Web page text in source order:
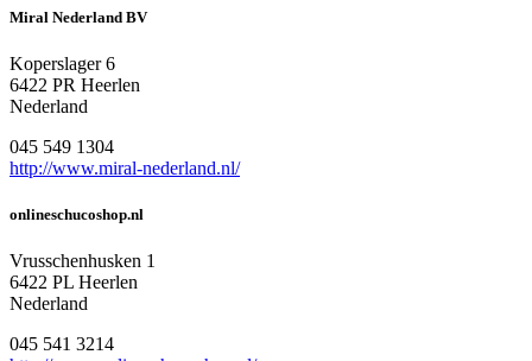
Miral Nederland BV
Koperslager 6
6422 PR Heerlen
Nederland
045 549 1304
http://www.miral-nederland.nl/
onlineschucoshop.nl
Vrusschenhusken 1
6422 PL Heerlen
Nederland
045 541 3214